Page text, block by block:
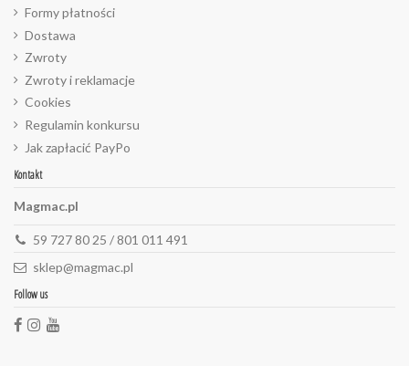
Formy płatności
Dostawa
Zwroty
Zwroty i reklamacje
Cookies
Regulamin konkursu
Jak zapłacić PayPo
Kontakt
Magmac.pl
59 727 80 25 / 801 011 491
sklep@magmac.pl
Follow us